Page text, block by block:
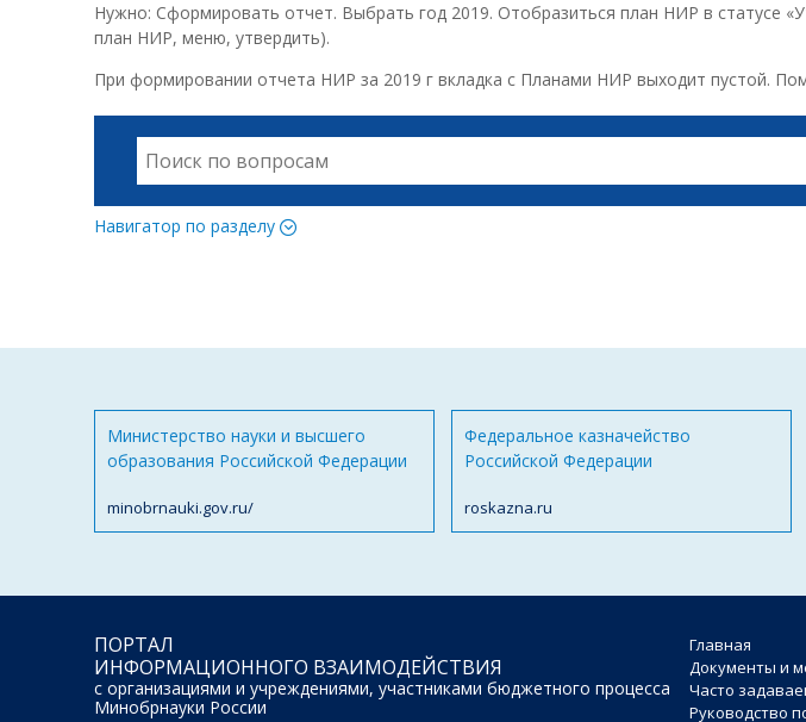
Нужно: Сформировать отчет. Выбрать год 2019. Отобразиться план НИР в статусе
план НИР, меню, утвердить).
При формировании отчета НИР за 2019 г вкладка с Планами НИР выходит пустой.
Навигатор по разделу
Министерство науки и высшего
образования Российской Федерации
minobrnauki.gov.ru/
Федеральное казначейство
Российской Федерации
roskazna.ru
ПОРТАЛ
ИНФОРМАЦИОННОГО ВЗАИМОДЕЙСТВИЯ
с организациями и учреждениями, участниками бюджетного процесса
Минобрнауки России
Главная
Документы и
Часто
Руководство